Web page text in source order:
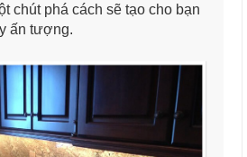
chút phá cách sẽ tạo cho bạn
ấn tượng.